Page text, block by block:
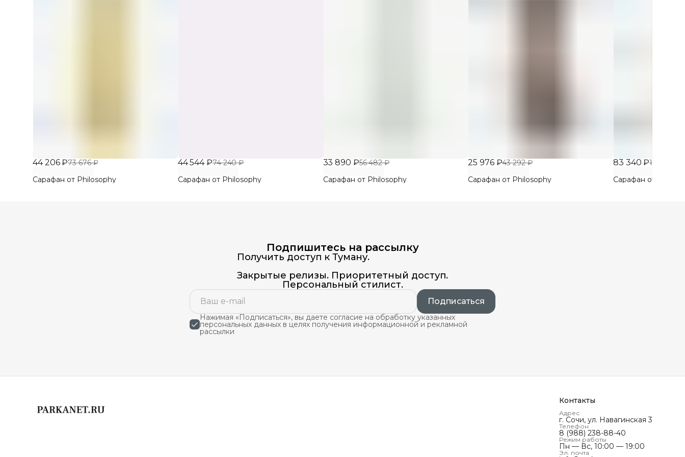
44 206 ₽73 676 ₽
Сарафан от Philosophy
44 544 ₽74 240 ₽
Сарафан от Philosophy
33 890 ₽56 482 ₽
Сарафан от Philosophy
25 976 ₽43 292 ₽
Сарафан от Philosophy
83 340 ₽138 900 ₽
Сарафан от
Подпишитесь на рассылку
Получить доступ к Туману.
Закрытые релизы. Приоритетный доступ.
Персональный стилист.
Подписаться
Нажимая «Подписаться», вы даете согласие на обработку указанных
персональных данных в целях получения информационной и рекламной
рассылки
Контакты
Адрес
г. Сочи, ул. Навагинская 3
Телефон
8 (988) 238-88-40
Режим работы
Пн — Вс, 10:00 — 19:00
Эл. почта